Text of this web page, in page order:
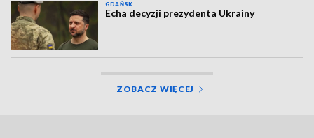
GDAŃSK
Echa decyzji prezydenta Ukrainy
ZOBACZ WIĘCEJ